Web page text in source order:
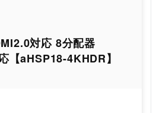
対応 8分配器
【aHSP18-4KHDR】